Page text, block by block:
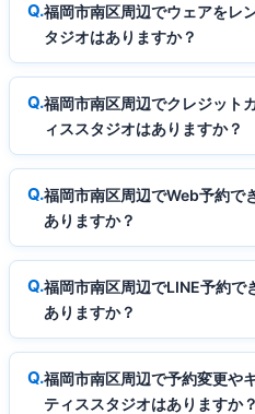
福岡市南区周辺でウェアをレ
タジオはありますか？
福岡市南区周辺でクレジット
ィススタジオはありますか？
福岡市南区周辺でWeb予約で
ありますか？
福岡市南区周辺でLINE予約で
ありますか？
福岡市南区周辺で予約変更や
ティススタジオはありますか？